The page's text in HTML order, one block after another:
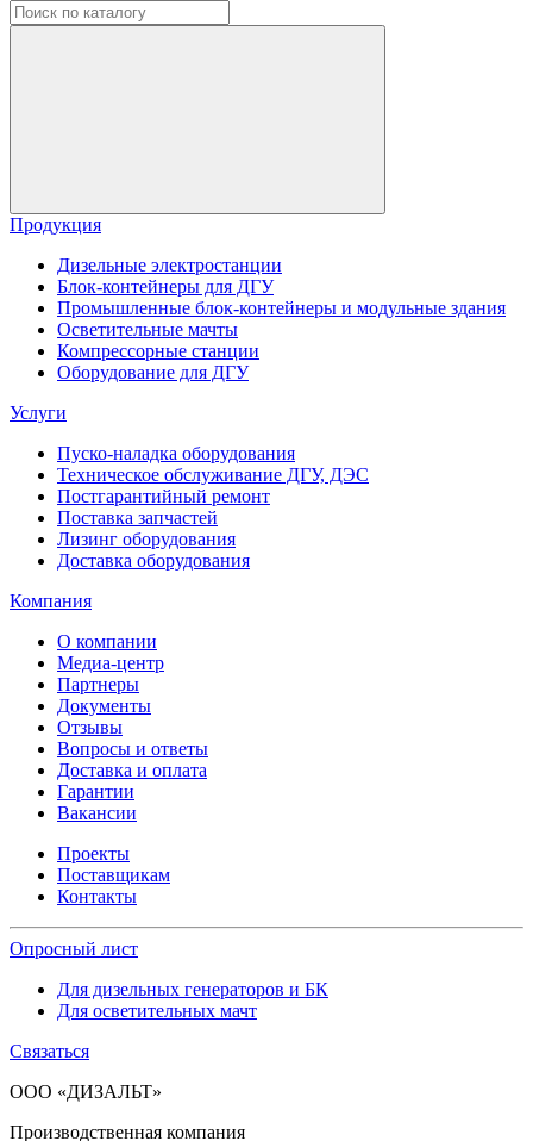
Продукция
Дизельные электростанции
Блок-контейнеры для ДГУ
Промышленные блок-контейнеры и модульные здания
Осветительные мачты
Компрессорные станции
Оборудование для ДГУ
Услуги
Пуско-наладка оборудования
Техническое обслуживание ДГУ, ДЭС
Постгарантийный ремонт
Поставка запчастей
Лизинг оборудования
Доставка оборудования
Компания
О компании
Медиа-центр
Партнеры
Документы
Отзывы
Вопросы и ответы
Доставка и оплата
Гарантии
Вакансии
Проекты
Поставщикам
Контакты
Опросный лист
Для дизельных генераторов и БК
Для осветительных мачт
Связаться
ООО «ДИЗАЛЬТ»
Производственная компания